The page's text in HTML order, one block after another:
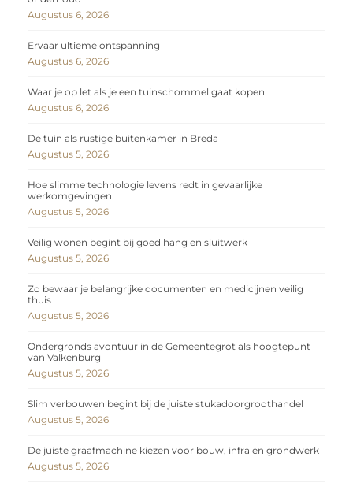
Augustus 6, 2026
Ervaar ultieme ontspanning
Augustus 6, 2026
Waar je op let als je een tuinschommel gaat kopen
Augustus 6, 2026
De tuin als rustige buitenkamer in Breda
Augustus 5, 2026
Hoe slimme technologie levens redt in gevaarlijke
werkomgevingen
Augustus 5, 2026
Veilig wonen begint bij goed hang en sluitwerk
Augustus 5, 2026
Zo bewaar je belangrijke documenten en medicijnen veilig
thuis
Augustus 5, 2026
Ondergronds avontuur in de Gemeentegrot als hoogtepunt
van Valkenburg
Augustus 5, 2026
Slim verbouwen begint bij de juiste stukadoorgroothandel
Augustus 5, 2026
De juiste graafmachine kiezen voor bouw, infra en grondwerk
Augustus 5, 2026